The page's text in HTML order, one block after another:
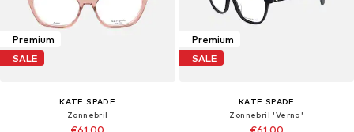
Premium
SALE
KATE SPADE
Zonnebril
Premium
SALE
KATE SPADE
Zonnebril 'Verna'